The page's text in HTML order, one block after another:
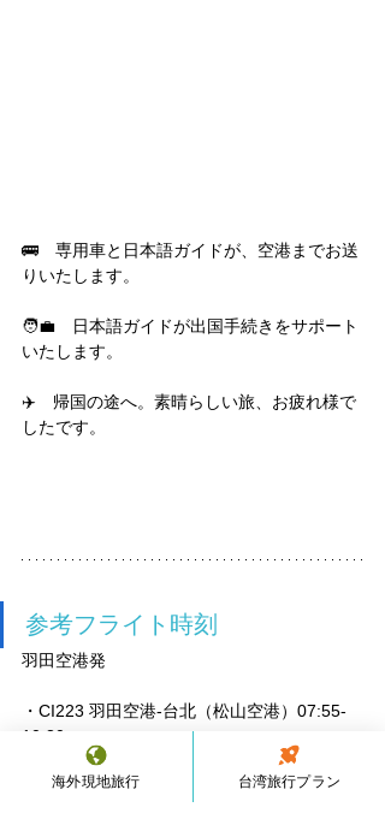
🚌　専用車と日本語ガイドが、空港までお送
りいたします。
🧑‍💼　日本語ガイドが出国手続きをサポート
いたします。
✈️　帰国の途へ。素晴らしい旅、お疲れ様で
したです。
参考フライト時刻
羽田空港発
・CI223 羽田空港-台北（松山空港）07:55-
10:30
・CI222 台北（松山空港）-羽田空港 18:05-
22:05海外現地旅行 台湾旅行プラン